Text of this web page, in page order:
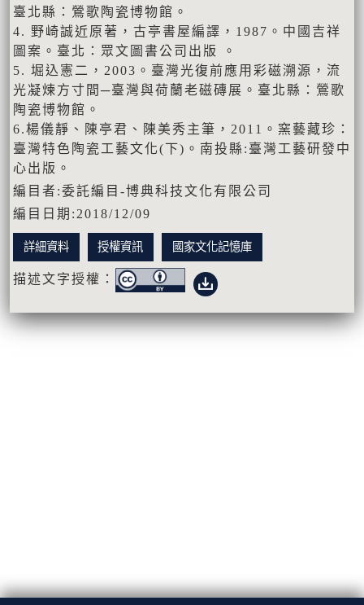
臺北縣：鶯歌陶瓷博物館。
4. 野崎誠近原著，古亭書屋編譯，1987。中國吉祥
圖案。臺北：眾文圖書公司出版 。
5. 堀込憲二，2003。臺灣光復前應用彩磁溯源，流
光凝煉方寸間─臺灣與荷蘭老磁磚展。臺北縣：鶯歌
陶瓷博物館。
6.楊儀靜、陳亭君、陳美秀主筆，2011。窯藝藏珍：
臺灣特色陶瓷工藝文化(下)。南投縣:臺灣工藝研發中
心出版。
編目者:委託編目-博典科技文化有限公司
編目日期:2018/12/09
詳細資料 授權資訊 國家文化記憶庫
描述文字授權：